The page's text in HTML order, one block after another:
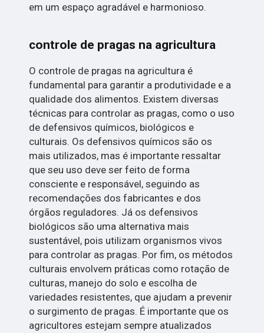
em um espaço agradável e harmonioso.
controle de pragas na agricultura
O controle de pragas na agricultura é
fundamental para garantir a produtividade e a
qualidade dos alimentos. Existem diversas
técnicas para controlar as pragas, como o uso
de defensivos químicos, biológicos e
culturais. Os defensivos químicos são os
mais utilizados, mas é importante ressaltar
que seu uso deve ser feito de forma
consciente e responsável, seguindo as
recomendações dos fabricantes e dos
órgãos reguladores. Já os defensivos
biológicos são uma alternativa mais
sustentável, pois utilizam organismos vivos
para controlar as pragas. Por fim, os métodos
culturais envolvem práticas como rotação de
culturas, manejo do solo e escolha de
variedades resistentes, que ajudam a prevenir
o surgimento de pragas. É importante que os
agricultores estejam sempre atualizados